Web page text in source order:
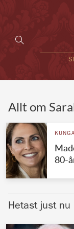
Allt om
80-
Hetast just nu